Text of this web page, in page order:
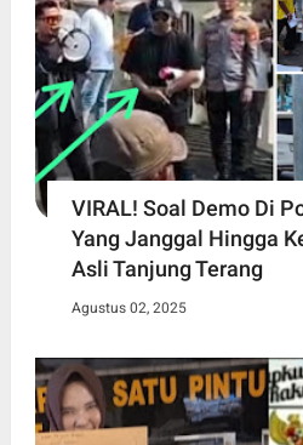
VIRAL! Soal Demo Di
Yang Janggal Hingga
Asli Tanjung Terang
Agustus 02, 2025